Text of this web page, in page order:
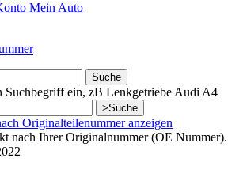
Mein Auto
Suche
Suchbegriff ein, zB Lenkgetriebe Audi A4
>Suche
Originalteilenummer anzeigen
nach Ihrer Originalnummer (OE Nummer).